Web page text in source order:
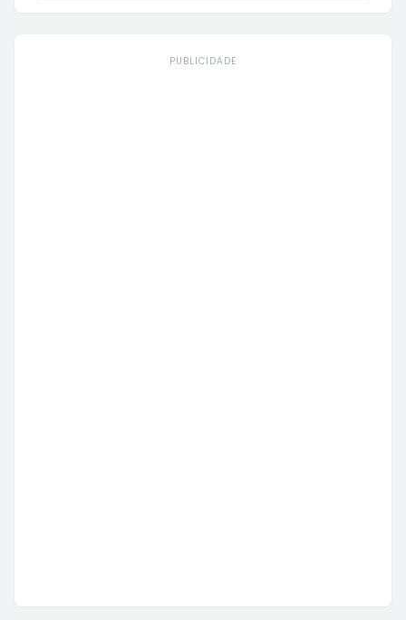
PUBLICIDADE